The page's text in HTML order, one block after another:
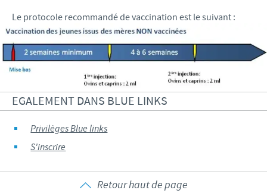
Le protocole recommandé de vaccination est le suivant :
EGALEMENT DANS BLUE LINKS
Privilèges Blue links
S'inscrire
Retour haut de page